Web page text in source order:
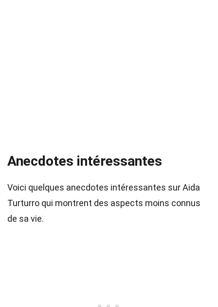
Anecdotes intéressantes
Voici quelques anecdotes intéressantes sur Aida
Turturro qui montrent des aspects moins connus
de sa vie.